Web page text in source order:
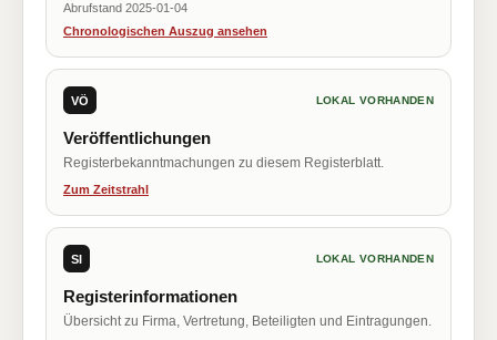
Abrufstand 2025-01-04
Chronologischen Auszug ansehen
VÖ LOKAL VORHANDEN
Veröffentlichungen
Registerbekanntmachungen zu diesem Registerblatt.
Zum Zeitstrahl
SI LOKAL VORHANDEN
Registerinformationen
Übersicht zu Firma, Vertretung, Beteiligten und Eintragungen.